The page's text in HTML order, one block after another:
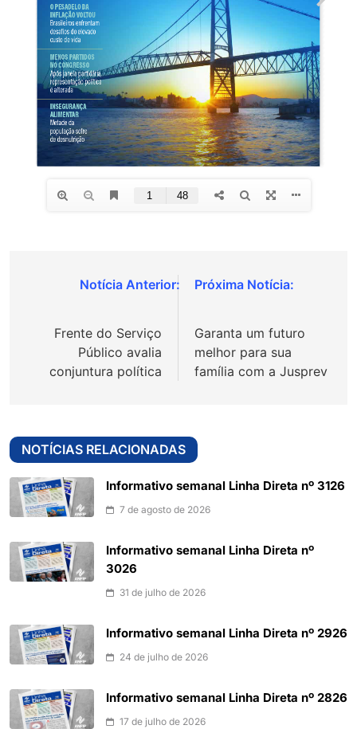
Navegação
Post
Frente do Serviço
Público avalia
conjuntura política
Garanta um futuro
melhor para sua
família com a Jusprev
NOTÍCIAS RELACIONADAS
Informativo semanal Linha Direta nº 3126
7 de agosto de 2026
Informativo semanal Linha Direta nº
3026
31 de julho de 2026
Informativo semanal Linha Direta nº 2926
24 de julho de 2026
Informativo semanal Linha Direta nº 2826
17 de julho de 2026